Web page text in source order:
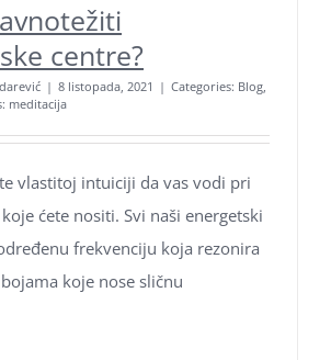
centre?
| 8 listopada, 2021 | Categories: Blog,
meditacija
vlastitoj intuiciji da vas vodi pri
ćete nositi. Svi naši energetski
frekvenciju koja rezonira
koje nose sličnu